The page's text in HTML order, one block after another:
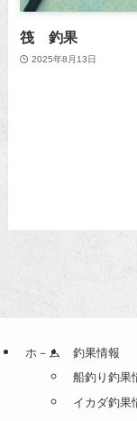
筏 釣果
2025年8月13日
ホ－ム
釣果情報
船釣り釣果
イカダ釣果